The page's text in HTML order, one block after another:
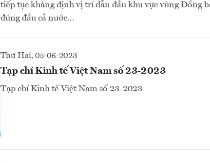
tiếp tục khẳng định vị trí dẫn đầu khu vực vùng Đồng
đứng đầu cả nước...
Thứ Hai, 05-06-2023
Tạp chí Kinh tế Việt Nam số 23-2023
Tạp chí Kinh tế Việt Nam số 23-2023